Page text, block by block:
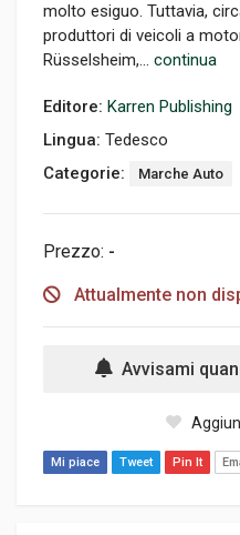
molto esiguo. Tuttavia,
produttori di veicoli a
Rüsselsheim,... continua
Editore: Karren Publishing
Lingua: Tedesco
Categorie:
Marche Auto
Prezzo: -
Attualmente non
Avvisami
Mi piace Tweet Pin It